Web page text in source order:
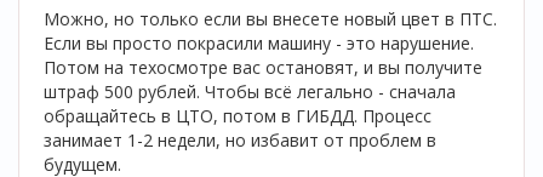
Можно, но только если вы внесете новый цвет в ПТС.
Если вы просто покрасили машину - это нарушение.
Потом на техосмотре вас остановят, и вы получите
штраф 500 рублей. Чтобы всё легально - сначала
обращайтесь в ЦТО, потом в ГИБДД. Процесс
занимает 1-2 недели, но избавит от проблем в
будущем.